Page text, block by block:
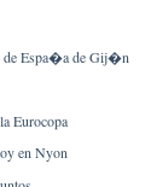
de Espa�a de Gij�n
Eurocopa
en Nyon